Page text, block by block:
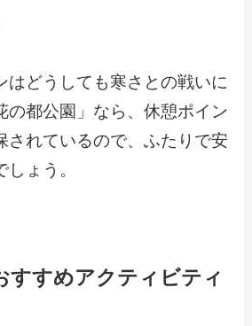
はどうしても寒さとの戦いに
の都公園」なら、休憩ポイン
されているので、ふたりで安
ょう。
すすめアクティビティ